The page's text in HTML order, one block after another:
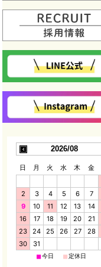
2026/08
日 月 火 水 木 金
2
3 4 5 6 7
9
10 11 12 13 14
16
17 18 19 20 21
23
24 25 26 27 28
30
31
■今日 ■定休日